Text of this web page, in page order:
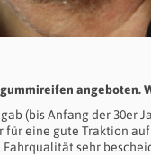
angeboten.
(bis Anfang der 30er
eine gute Traktion
sehr